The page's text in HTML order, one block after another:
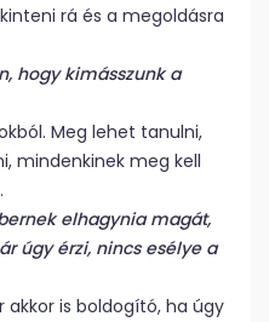
rá és a megoldásra
hogy kimásszunk a
Meg lehet tanulni,
mindenkinek meg kell
elhagynia magát,
úgy érzi, nincs esélye a
is boldogító, ha úgy